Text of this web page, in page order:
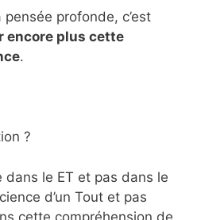
profonde, c’est
encore plus cette
.
?
dans le ET et pas dans le
d’un Tout et pas
cette compréhension de